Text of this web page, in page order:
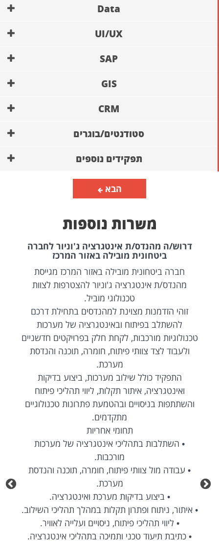
Data
UI/UX
SAP
GIS
CRM
סטודנטים/בוגרים
תפקידים נוספים
הבא
משרות נוספות
דרוש/ה מהנדס/ת אינטגרציה ג'וניור לחברה
ביטחונית מובילה באזור המרכז
חברה ביטחונית מובילה באזור המרכז מגייסת
מהנדס/ת אינטגרציה ג'וניור להצטרפות לצוות
טכנולוגי מוביל.
זוהי הזדמנות מצוינת למהנדסים בתחילת דרכם
להשתלב בפיתוח ובאינטגרציה של מערכות
טכנולוגיות מורכבות, לקחת חלק בפרויקטים חדשניים
ולעבוד לצד צוותי פיתוח, חומרה, תוכנה והנדסת
מערכת.
התפקיד כולל שילוב מערכות, ביצוע בדיקות
ואינטגרציה, איתור תקלות, ליווי תהליכי פיתוח
והשתתפות בניסויים ובהטמעת פתרונות טכנולוגיים
מתקדמים.
תחומי אחריות
• השתלבות בתהליכי אינטגרציה של מערכות
מורכבות.
• עבודה מול צוותי פיתוח, חומרה, תוכנה והנדסת
מערכת.
• ביצוע בדיקות מערכת ואינטגרציה.
• איתור, ניתוח ופתרון תקלות במהלך תהליכי השילוב.
• ליווי תהליכי פיתוח, ניסויים ועלייה לאוויר.
• כתיבת תיעוד טכני ותמיכה בתהליכי אינטגרציה.